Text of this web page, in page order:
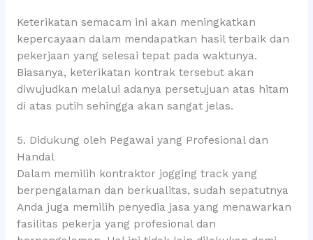
Keterikatan semacam ini akan meningkatkan
kepercayaan dalam mendapatkan hasil terbaik dan
pekerjaan yang selesai tepat pada waktunya.
Biasanya, keterikatan kontrak tersebut akan
diwujudkan melalui adanya persetujuan atas hitam
di atas putih sehingga akan sangat jelas.
5. Didukung oleh Pegawai yang Profesional dan
Handal
Dalam memilih kontraktor jogging track yang
berpengalaman dan berkualitas, sudah sepatutnya
Anda juga memilih penyedia jasa yang menawarkan
fasilitas pekerja yang profesional dan